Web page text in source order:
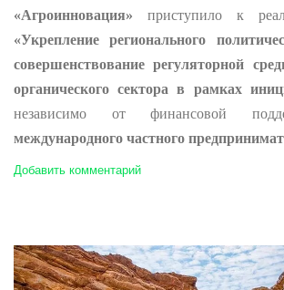
«Агроинновация» приступило к
«Укрепление регионального
совершенствование регуляторной
органического сектора в рамках
независимо от финансовой
международного частного
Добавить комментарий